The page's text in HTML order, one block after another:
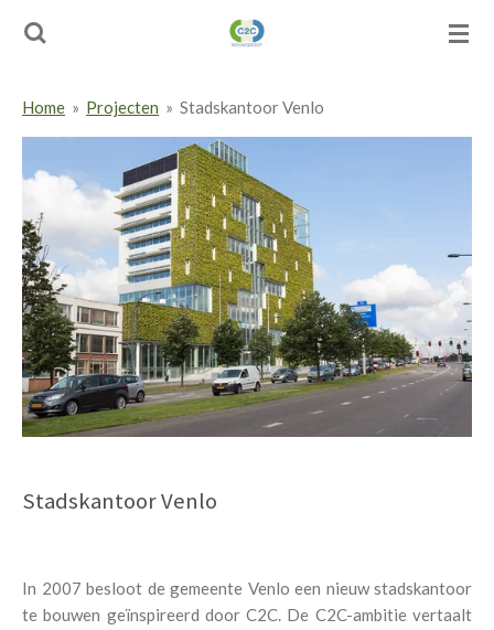
Ga
direct
deHome » Projecten » Stadskantoor Venlo
Stadskantoor Venlo
In 2007 besloot de gemeente Venlo een nieuw stadskantoor
te bouwen geïnspireerd door C2C. De C2C-ambitie vertaalt